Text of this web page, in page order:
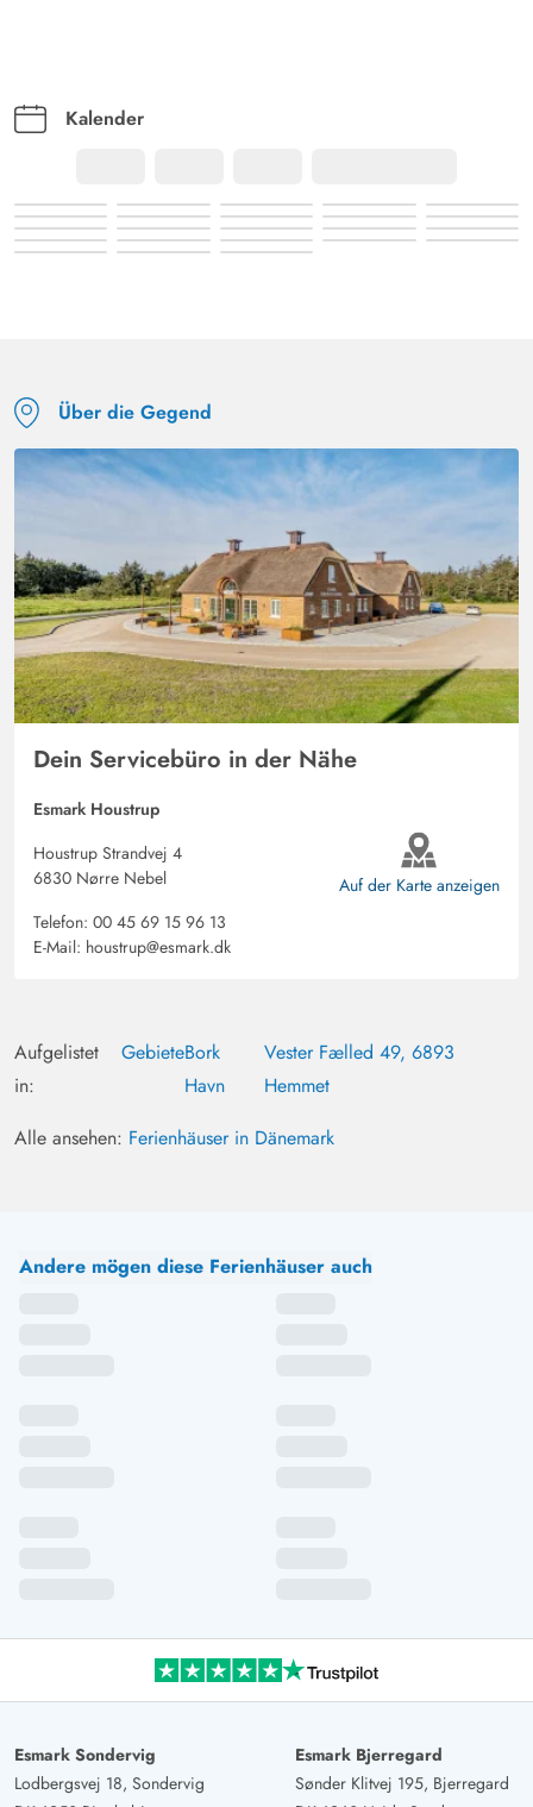
Kalender
Über die Gegend
Dein Servicebüro in der Nähe
Esmark Houstrup
Houstrup Strandvej 4
6830 Nørre Nebel
Telefon: 00 45 69 15 96 13
E-Mail: houstrup@esmark.dk
Auf der Karte anzeigen
Aufgelistet
in:
GebieteBork
Havn
Vester Fælled 49, 6893
Hemmet
Alle ansehen: Ferienhäuser in Dänemark
Andere mögen diese Ferienhäuser auch
Esmark Sondervig
Lodbergsvej 18, Sondervig
Esmark Bjerregard
Sønder Klitvej 195, Bjerregard